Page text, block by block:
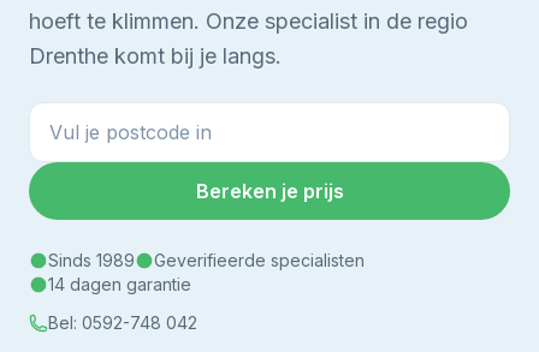
hoeft te klimmen. Onze specialist in de regio
Drenthe komt bij je langs.
Bereken je prijs
Sinds 1989
Geverifieerde specialisten
14 dagen garantie
Bel: 0592-748 042